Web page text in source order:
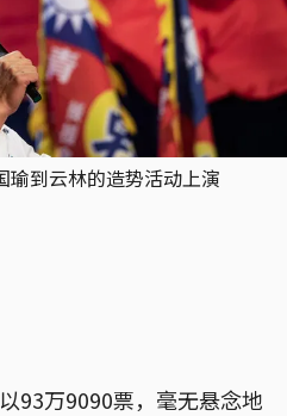
瑜到云林的造势活动上演
93万9090票，毫无悬念地